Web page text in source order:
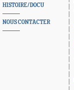
HISTOIRE/DOCU
NOUS CONTACTER